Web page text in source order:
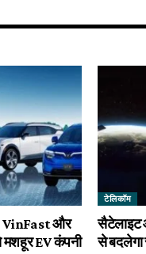
VinFast और
मशहूर EV कंपनी
टेलिकॉम
सैटेलाइट
से बदलेगा